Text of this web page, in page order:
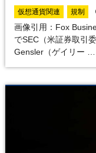
仮想通貨関連 規制
画像引用：Fox
でSEC（米証券取引
Gensler（ゲイリー …